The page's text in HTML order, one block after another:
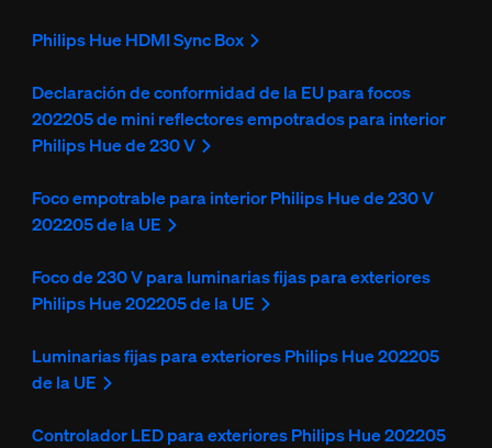
Philips Hue HDMI Sync Box
Declaración de conformidad de la EU para focos
202205 de mini reflectores empotrados para interior
Philips Hue de 230 V
Foco empotrable para interior Philips Hue de 230 V
202205 de la UE
Foco de 230 V para luminarias fijas para exteriores
Philips Hue 202205 de la UE
Luminarias fijas para exteriores Philips Hue 202205
de la UE
Controlador LED para exteriores Philips Hue 202205